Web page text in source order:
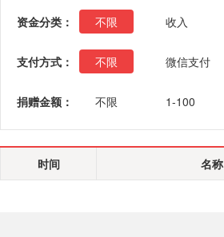
资金分类： 不限 收入
支付方式： 不限 微信支付
捐赠金额： 不限 1-100
时间 名称